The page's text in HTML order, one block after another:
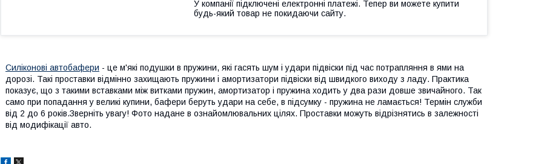
У компанії підключені електронні платежі. Тепер ви можете купити
будь-який товар не покидаючи сайту.
Силіконові автобафери - це м'які подушки в пружини, які гасять шум і удари підвіски під час потрапляння в ями на
дорозі. Такі проставки відмінно захищають пружини і амортизатори підвіски від швидкого виходу з ладу. Практика
показує, що з такими вставками між витками пружин, амортизатор і пружина ходить у два рази довше звичайного. Так
само при попадання у великі купини, бафери беруть удари на себе, в підсумку - пружина не ламається! Термін служби
від 2 до 6 років.Зверніть увагу! Фото надане в ознайомлювальних цілях. Проставки можуть відрізнятись в залежності
від модифікації авто.